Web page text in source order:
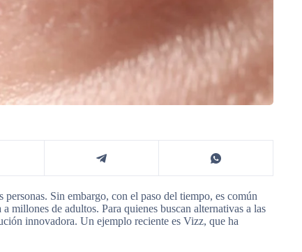
Sin embargo, con el paso del tiempo, es común
millones de adultos. Para quienes buscan alternativas a las
innovadora. Un ejemplo reciente es Vizz, que ha